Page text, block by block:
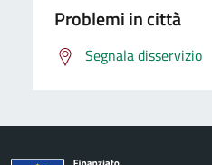
Problemi in città
Segnala disservizio